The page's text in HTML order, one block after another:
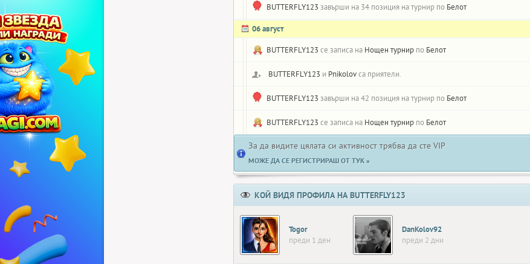
BUTTERFLY123 завърши на 34 позиция на турнир по Белот
06 август
BUTTERFLY123 се записа на Нощен турнир по Белот
BUTTERFLY123 и Pnikolovса приятели.
BUTTERFLY123 завърши на 42 позиция на турнир по Белот
BUTTERFLY123 се записа на Нощен турнир по Белот
За да видите цялата си активност трябва да сте VIP
МОЖЕ ДА СЕ РЕГИСТРИРАШ ОТ ТУК »
КОЙ ВИДЯ ПРОФИЛА НА BUTTERFLY123
Togor
преди 1 ден
DanKolov92
преди 2 дни